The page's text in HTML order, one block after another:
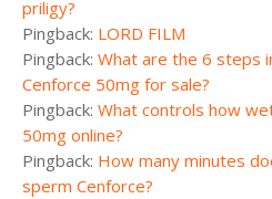
priligy?
Pingback: LORD FILM
Pingback: What are the 6 steps
Cenforce 50mg for sale?
Pingback: What controls how
50mg online?
Pingback: How many minutes
sperm Cenforce?